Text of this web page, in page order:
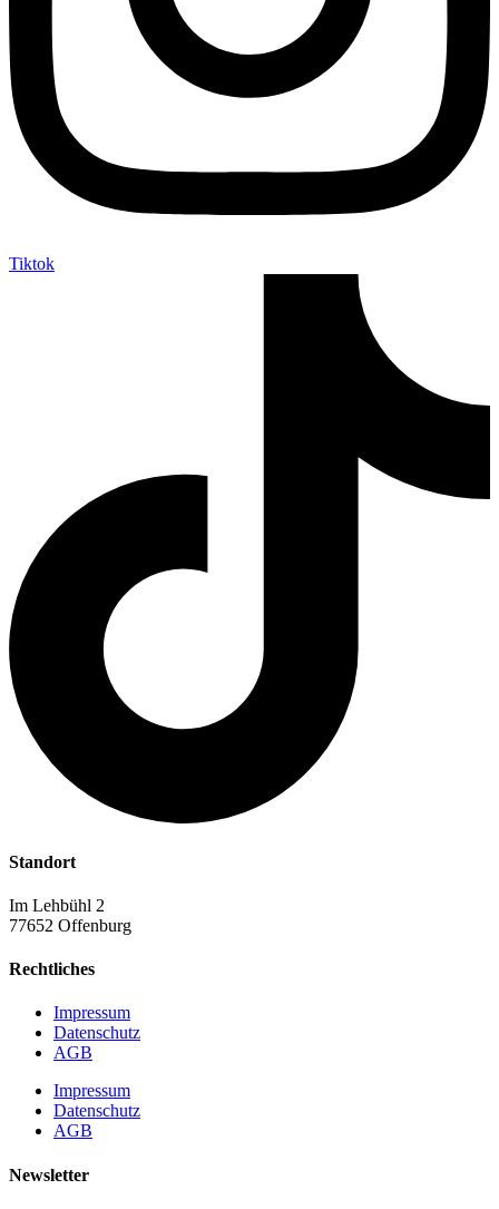
Tiktok
Standort
Im Lehbühl 2
77652 Offenburg
Rechtliches
Impressum
Datenschutz
AGB
Impressum
Datenschutz
AGB
Newsletter